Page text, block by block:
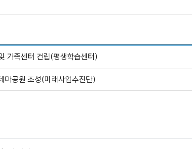
가족센터 건립(평생학습센터)
마공원 조성(미래사업추진단)